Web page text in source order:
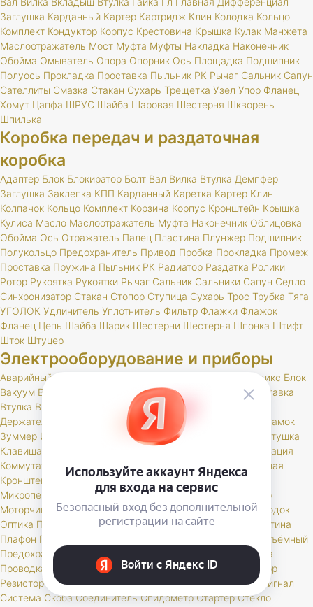
Заглушка Карданный Картер Картридж Клин Колодка Кольцо
Комплект Кондуктор Корпус Крестовина Крышка Кулак Манжета
Маслоотражатель Мост Муфта Муфты Накладка Наконечник
Обойма Омыватель Опора Опорник Ось Площадка Подшипник
Полуось Прокладка Проставка Пыльник РК Рычаг Сальник Сапун
Сателлиты Смазка Стакан Сухарь Трещетка Узел Упор Фланец
Хомут Цапфа ШРУС Шайба Шаровая Шестерня Шкворень
Шпилька
Коробка передач и раздаточная
коробка
Адаптер Блок Блокиратор Болт Вал Вилка Втулка Демпфер
Заглушка Заклепка КПП Карданный Каретка Картер Клин
Колпачок Кольцо Комплект Корзина Корпус Кронштейн Крышка
Кулиса Масло Маслоотражатель Муфта Наконечник Облицовка
Обойма Ось Отражатель Палец Пластина Плунжер Подшипник
Полукольцо Предохранитель Привод Пробка Прокладка Промеж
Проставка Пружина Пыльник РК Радиатор Раздатка Ролики
Ротор Рукоятка Рукоятки Рычаг Сальник Сальники Сапун Седло
Синхронизатор Стакан Стопор Ступица Сухарь Трос Трубка Тяга
УГОЛОК Удлинитель Уплотнитель Фильтр Флажки Флажок
Фланец Цепь Шайба Шарик Шестерни Шестерня Шпонка Штифт
Шток Штуцер
Электрооборудование и приборы
Аварийный Бендикс Блок
Вакуум Валик Вентилятор Вилка Вольтметр
Вставка
Втулка Выключатель Генератор Гидрокорректор
Держатель
Дневные Добавочное
Замок
Зуммер Иммобилайзер Карбюратор Карданный
Катушка
Клавиша
Комбинация
Коммутатор
Комплект Компрессор Конденсатор
Контактная
Кронштейн
Крышка Лампа Личинка Магнитола
Микропереключатель Модуль Мост Мотор Моторедуктор
Моторчик
Набор Наконечник Насос Ножной Обмотка Ободок
Оптика Патрон Переключатель Переходник Планка
Пластина
Плафон Повторитель
Подъёмный
Предохранитель
Провода
Проводка
Проставка Пульт Пыльник РК Разъем
Регулятор
Резистор
Реле Реостат Решетка Розетка Рычаг Свеча
Сигнал
Система Скоба Соединитель Спидометр Стартер Стекло